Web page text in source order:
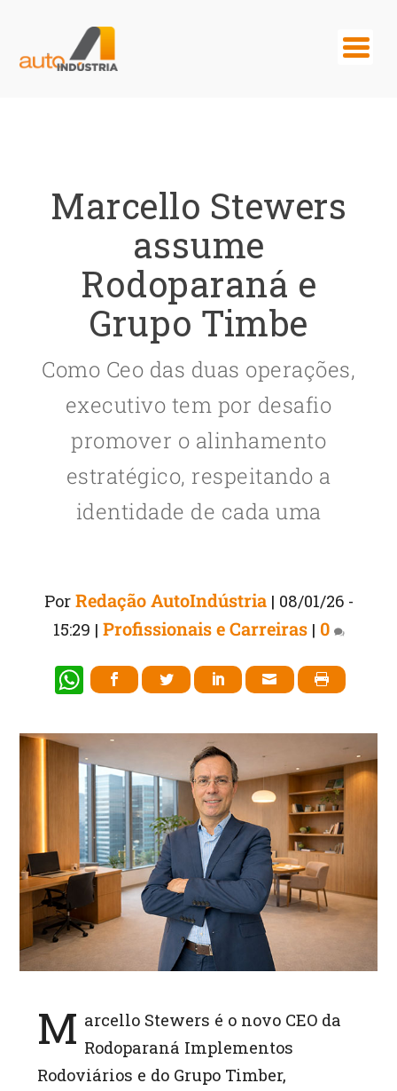
Marcello Stewers
assume
Rodoparaná e
Grupo Timbe
Como Ceo das duas operações,
executivo tem por desafio
promover o alinhamento
estratégico, respeitando a
identidade de cada uma
Por Redação AutoIndústria| 08/01/26 -
15:29 | Profissionais e Carreiras| 0
W
at
s
A
p
p
M arcello Stewers é o novo CEO da
Rodoparaná Implementos
Rodoviários e do Grupo Timber,